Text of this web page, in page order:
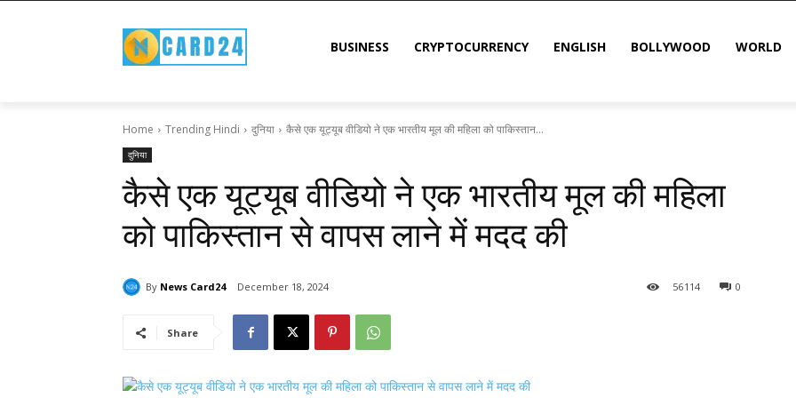
BUSINESS CRYPTOCURRENCY ENGLISH BOLLYWOOD WORLD
Home Trending Hindi दुनिया कैसे एक यूट्यूब वीडियो ने एक भारतीय मूल की महिला को पाकिस्तान...
दुनिया
कैसे एक यूट्यूब वीडियो ने एक भारतीय मूल की महिला
को पाकिस्तान से वापस लाने में मदद की
By News Card24 December 18, 2024 0
56114
Share